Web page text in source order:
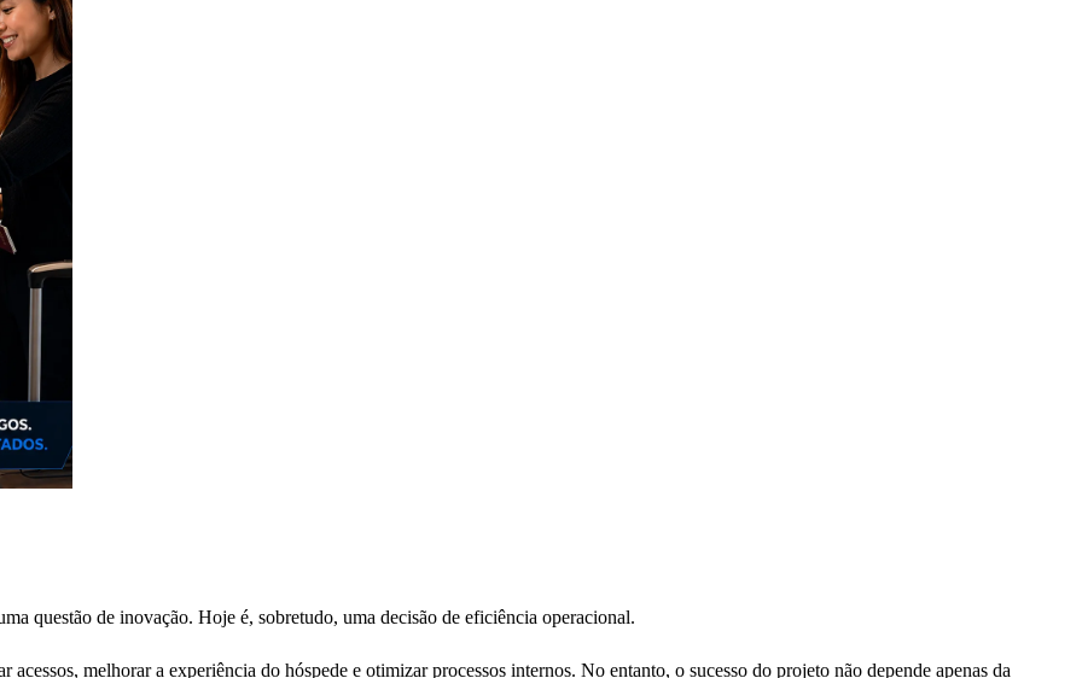
questão de inovação. Hoje é, sobretudo, uma decisão de eficiência operacional.
melhorar a experiência do hóspede e otimizar processos internos. No entanto, o sucesso do projeto não depende apenas da